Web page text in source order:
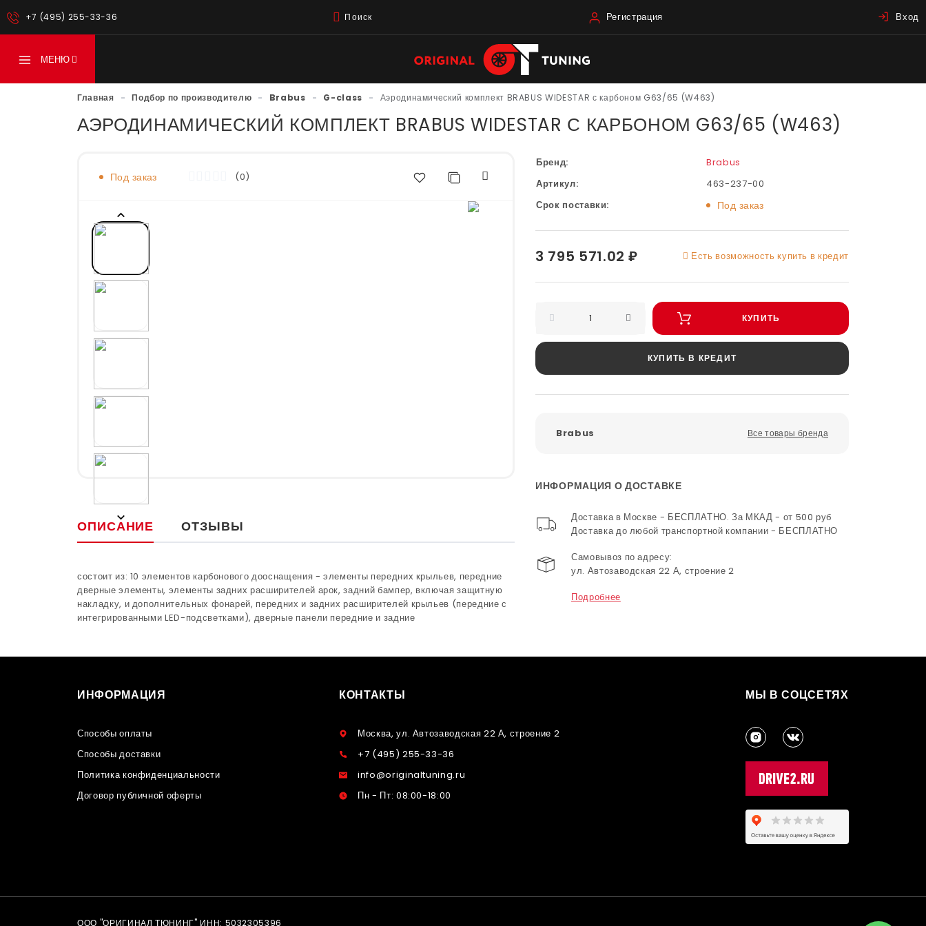
+7 (495) 255-33-36 Поиск Регистрация Вход
МЕНЮ
Главная - Подбор по производителю - Brabus - G-class - Аэродинамический комплект BRABUS WIDESTAR с карбоном G63/65 (W463)
АЭРОДИНАМИЧЕСКИЙ КОМПЛЕКТ BRABUS WIDESTAR С КАРБОНОМ G63/65 (W463)
Под заказ (0)
ОПИСАНИЕ ОТЗЫВЫ
состоит из: 10 элементов карбонового дооснащения - элементы передних крыльев, передние
дверные элементы, элементы задних расширителей арок, задний бампер, включая защитную
накладку, и дополнительных фонарей, передних и задних расширителей крыльев (передние с
интегрированными LED-подсветками), дверные панели передние и задние
Бренд:
Brabus
Артикул:
463-237-00
Срок поставки:
Под заказ
3 795 571.02 ₽ Есть возможность купить в кредит
КУПИТЬ
КУПИТЬ В КРЕДИТ
Brabus Все товары бренда
ИНФОРМАЦИЯ О ДОСТАВКЕ
Доставка в Москве - БЕСПЛАТНО. За МКАД - от 500 руб
Доставка до любой транспортной компании - БЕСПЛАТНО
Самовывоз по адресу:
ул. Автозаводская 22 А, строение 2
Подробнее
ИНФОРМАЦИЯ
Способы оплаты
Способы доставки
Политика конфиденциальности
Договор публичной оферты
КОНТАКТЫ
Москва, ул. Автозаводская 22 А, строение 2
+7 (495) 255-33-36
info@originaltuning.ru
Пн - Пт: 08:00-18:00
МЫ В СОЦСЕТЯХ
ООО "ОРИГИНАЛ ТЮНИНГ" ИНН: 5032305396